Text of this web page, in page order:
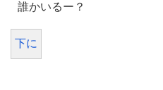
誰かいるー？
下に